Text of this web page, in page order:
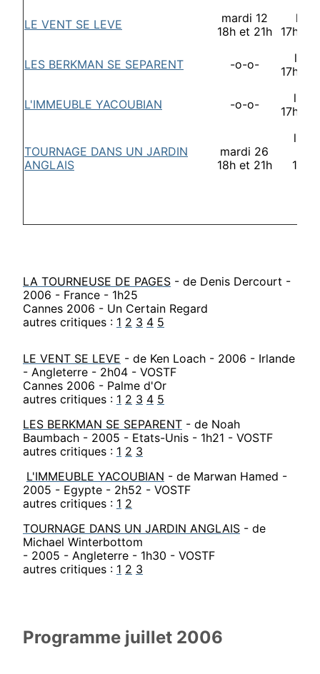
LE VENT SE LEVE
mardi 12
18h et 21h
17h30
LES BERKMAN SE SEPARENT -o-o-
17h30
L'IMMEUBLE YACOUBIAN -o-o-
17h30
TOURNAGE DANS UN JARDIN
ANGLAIS
mardi 26
18h et 21h
LA TOURNEUSE DE PAGES - de Denis Dercourt -
2006 - France - 1h25
Cannes 2006 - Un Certain Regard
autres critiques : 1 2 3 4 5
LE VENT SE LEVE - de Ken Loach - 2006 - Irlande
- Angleterre - 2h04 - VOSTF
Cannes 2006 - Palme d'Or
autres critiques : 1 2 3 4 5
LES BERKMAN SE SEPARENT - de Noah
Baumbach - 2005 - Etats-Unis - 1h21 - VOSTF
autres critiques : 1 2 3
L'IMMEUBLE YACOUBIAN - de Marwan Hamed -
2005 - Egypte - 2h52 - VOSTF
autres critiques : 1 2
TOURNAGE DANS UN JARDIN ANGLAIS - de
Michael Winterbottom
- 2005 - Angleterre - 1h30 - VOSTF
autres critiques : 1 2 3
Programme juillet 2006